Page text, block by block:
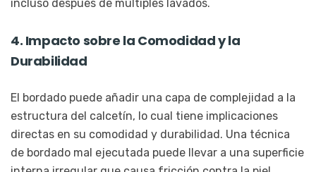
incluso después de múltiples lavados.
4. Impacto sobre la Comodidad y la
Durabilidad
El bordado puede añadir una capa de complejidad a la
estructura del calcetín, lo cual tiene implicaciones
directas en su comodidad y durabilidad. Una técnica
de bordado mal ejecutada puede llevar a una superficie